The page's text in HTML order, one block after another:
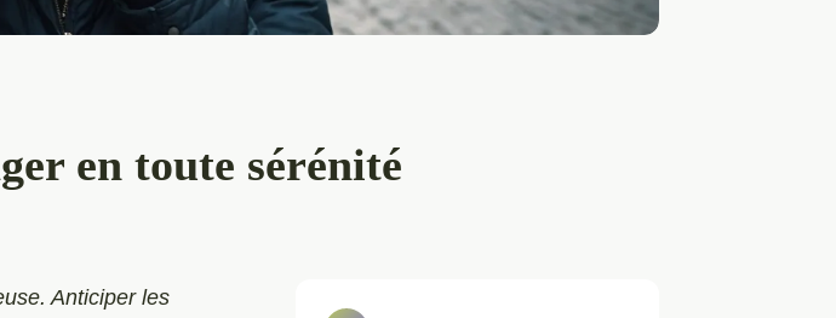
en toute sérénité
Anticiper les